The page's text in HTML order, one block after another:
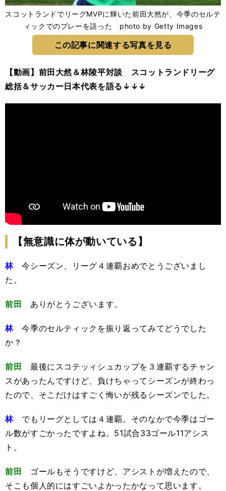
スコットランドでリーグMVPに輝いた前田大然が、今季のセルテ
ィックでのプレーを語った photo by Getty Images
この記事に関連する写真を見る
【動画】前田大然＆林陵平対談 スコットランドリーグ
総括＆サッカー日本代表を語る↓↓↓
【無意識に体が動いている】
林今シーズン、リーグ４連覇おめでとうございまし
た。
前田 ありがとうございます。
林今季のセルティックを振り返ってみてどうでした
か？
前田 最後にスコテッィシュカップを３連覇するチャン
スがあったんですけど、負けちゃってシーズンが終わっ
たので、そこだけはすごく悔いが残るシーズンでした。
林でもリーグとしては４連覇。そのなかで今季はゴー
ル数がすごかったですよね。51試合33ゴール11アシス
ト。
前田 ゴールもそうですけど、アシストが増えたので、
そこも個人的にはすごいよかったかなって思います。